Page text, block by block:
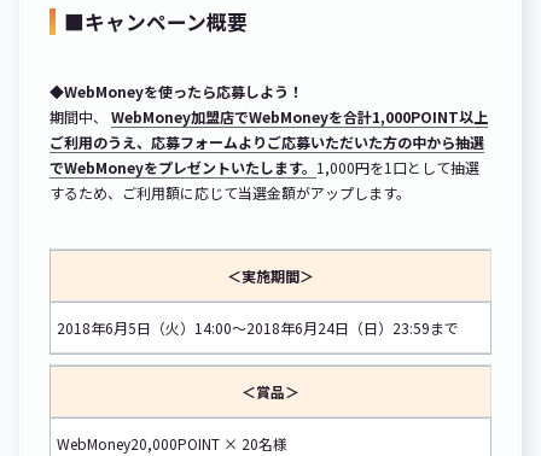
■キャンペーン概要
◆WebMoneyを使ったら応募しよう！
期間中、 WebMoney加盟店でWebMoneyを合計1,000POINT以上
ご利用のうえ、応募フォームよりご応募いただいた方の中から抽選
でWebMoneyをプレゼントいたします。 1,000円を1口として抽選
するため、ご利用額に応じて当選金額がアップします。
＜実施期間＞
2018年6月5日（火）14:00～2018年6月24日（日）23:59まで
＜賞品＞
WebMoney20,000POINT × 20名様